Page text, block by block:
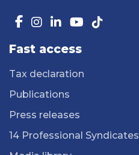
Fast access
Tax declaration
Publications
Press releases
14 Professional Syndicates